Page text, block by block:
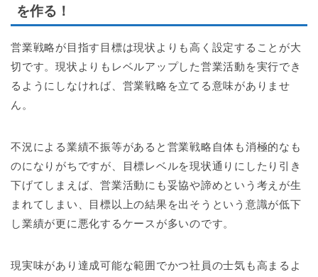
を作る！
営業戦略が目指す目標は現状よりも高く設定することが大
切です。現状よりもレベルアップした営業活動を実行でき
るようにしなければ、営業戦略を立てる意味がありませ
ん。
不況による業績不振等があると営業戦略自体も消極的なも
のになりがちですが、目標レベルを現状通りにしたり引き
下げてしまえば、営業活動にも妥協や諦めという考えが生
まれてしまい、目標以上の結果を出そうという意識が低下
し業績が更に悪化するケースが多いのです。
現実味があり達成可能な範囲でかつ社員の士気も高まるよ